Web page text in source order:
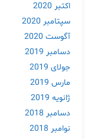
اکتبر 2020
سپتامبر 2020
آگوست 2020
دسامبر 2019
جولای 2019
مارس 2019
ژانویه 2019
دسامبر 2018
نوامبر 2018